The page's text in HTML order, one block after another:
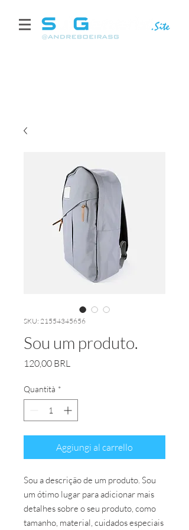
SKU: 21554345656
Sou um produto.
120,00 BRL
Quantità *
Aggiungi al carrello
Sou a descrição de um produto. Sou
um ótimo lugar para adicionar mais
detalhes sobre o seu produto, como
tamanho, material, cuidados especiais